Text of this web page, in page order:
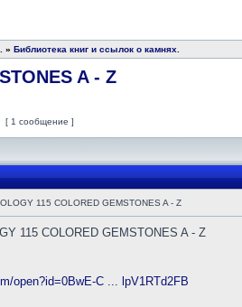
» Библиотека книг и ссылок о камнях.
A - Z
[ 1 сообщение ]
115 COLORED GEMSTONES A - Z
115 COLORED GEMSTONES A - Z
open?id=0BwE-C ... lpV1RTd2FB